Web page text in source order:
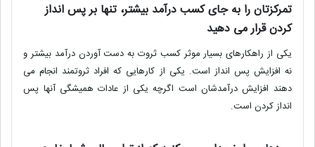
تمرکزتان را به جای کسب درآمد بیشتر، تنها بر پس انداز
کردن قرار می دهید
یکی از راهکارهای بسیار موثر کسب ثروت به دست آوردن درآمد بیشتر و
نه افزایش پس انداز است. یکی از کارهایی که افراد ثروتمند انجام می
دهند افزایش درآمدشان است اگرچه یکی از عادات همیشگی آنها پس
انداز کردن است.